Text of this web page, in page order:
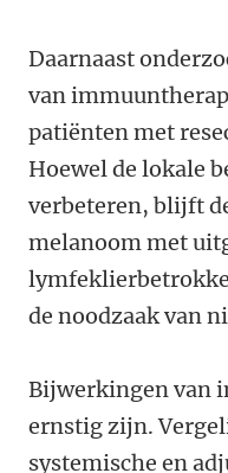
Daarnaast
van
patiënten met
Hoewel de lokale
verbeteren, blijft
melanoom met
de noodzaak van
Bijwerkingen van
ernstig zijn.
systemische en